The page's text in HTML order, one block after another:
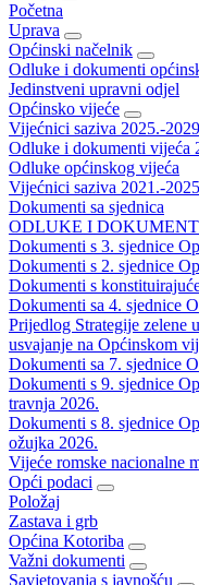
Početna
Uprava
Općinski načelnik
Odluke i dokumenti
Jedinstveni upravni odjel
Općinsko vijeće
Vijećnici saziva 2025.-
Odluke i dokumenti vijeća
Odluke općinskog vijeća
Vijećnici saziva 2021.-
Dokumenti sa sjednica
ODLUKE I
Dokumenti s 3. sjednice
Dokumenti s 2. sjednice
Dokumenti s
Dokumenti sa 4. sjednice
Prijedlog Strategije zelene
usvajanje na Općinskom
Dokumenti sa 7. sjednice
Dokumenti s 9. sjednice
travnja 2026.
Dokumenti s 8. sjednice
ožujka 2026.
Vijeće romske nacionalne
Opći podaci
Položaj
Zastava i grb
Općina Kotoriba
Važni dokumenti
Savjetovanja s javnošću